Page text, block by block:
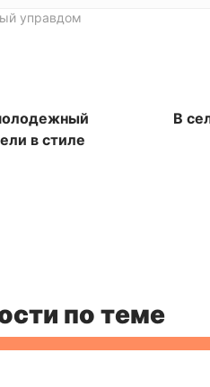
управдом
в стиле
В
по теме